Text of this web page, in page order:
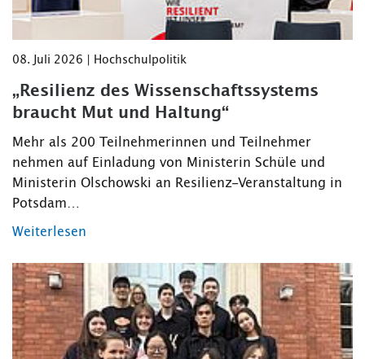
08. Juli 2026 | Hochschulpolitik
„Resilienz des Wissenschaftssystems
braucht Mut und Haltung“
Mehr als 200 Teilnehmerinnen und Teilnehmer
nehmen auf Einladung von Ministerin Schüle und
Ministerin Olschowski an Resilienz-Veranstaltung in
Potsdam…
Weiterlesen